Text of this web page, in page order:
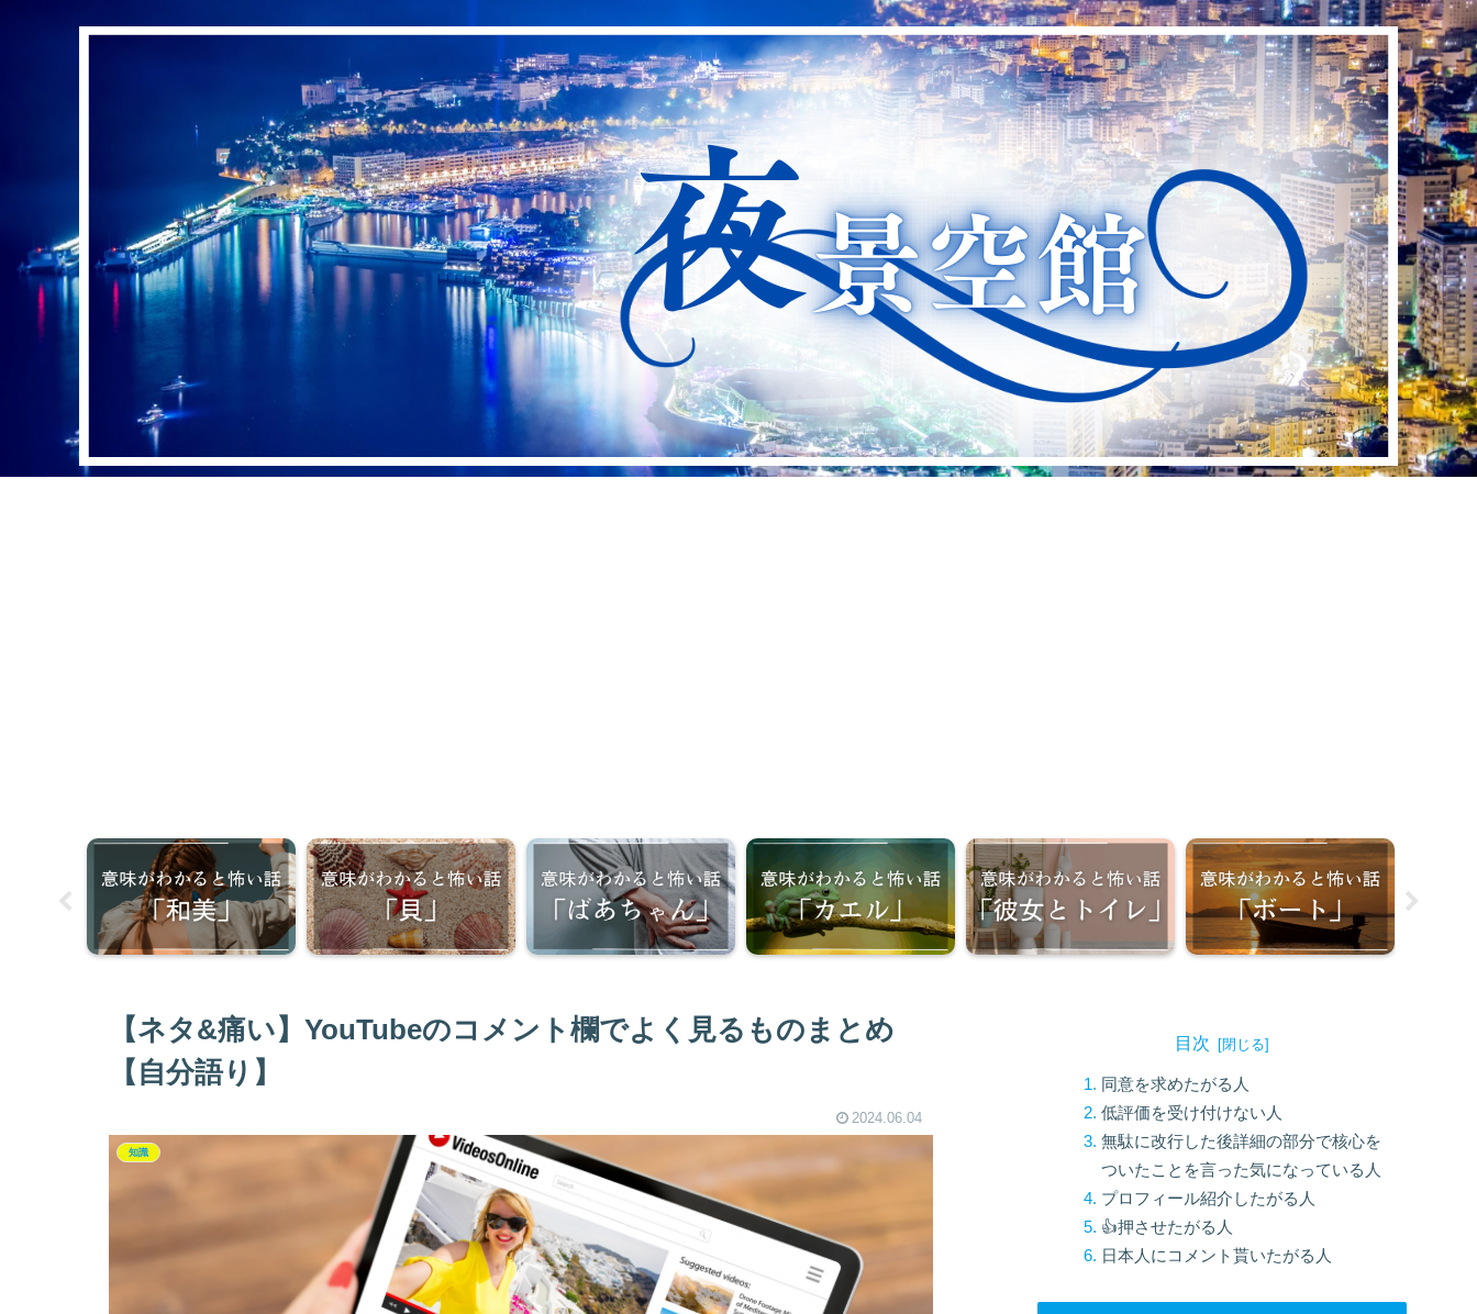
【ネタ&痛い】YouTubeのコメント欄でよく見るものまとめ
【自分語り】
2024.06.04
知識
目次
同意を求めたがる人
低評価を受け付けない人
無駄に改行した後詳細の部分で核心を
ついたことを言った気になっている人
プロフィール紹介したがる人
👍押させたがる人
日本人にコメント貰いたがる人